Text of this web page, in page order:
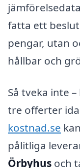
fatta ett
pengar, utan
hållbar och
Så tveka inte
tre offerter
kostnad.se
pålitliga
Örbyhus och